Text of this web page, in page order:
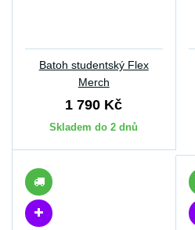
Batoh studentský Flex
Merch
1 790 Kč
Skladem do 2 dnů